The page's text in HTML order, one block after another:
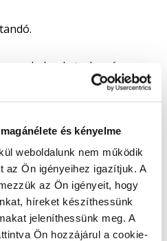
és kényelme
weboldalunk nem működik
az Ön igényeihez igazítjuk. A
az Ön igényeit, hogy
híreket készíthessünk
jeleníthessünk meg. A
Ön hozzájárul a cookie-
terhes és
konzultáljon egy
TCM terapeutával.
rhizoma – Baizhu,